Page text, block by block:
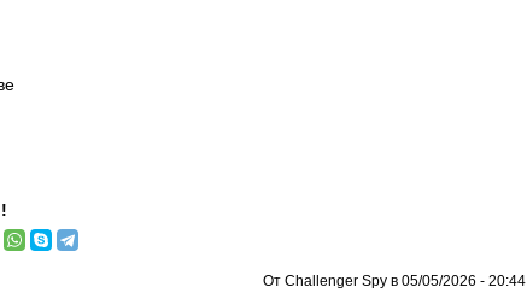
От Challenger Spy в 05/05/2026 - 20:44